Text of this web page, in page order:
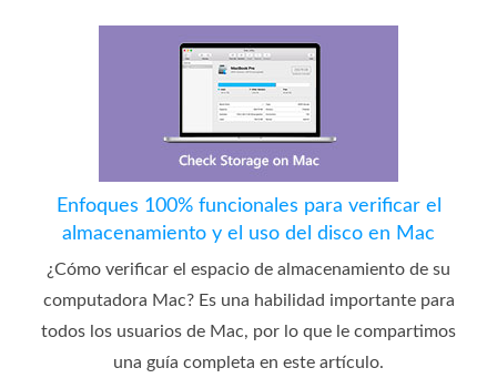
Enfoques 100% funcionales para verificar el
almacenamiento y el uso del disco en Mac
¿Cómo verificar el espacio de almacenamiento de su
computadora Mac? Es una habilidad importante para
todos los usuarios de Mac, por lo que le compartimos
una guía completa en este artículo.